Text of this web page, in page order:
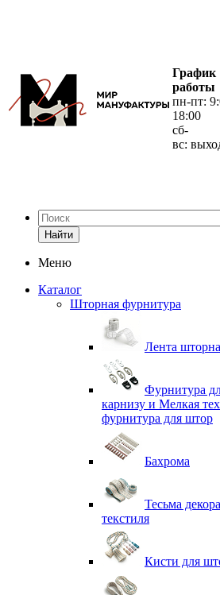
График
работы
пн-пт:
18:00
сб-
вс:
Найти
Меню
Каталог
Шторная фурнитура
Лента
Фурнитура
карнизу и Мелкая
фурнитура для штор
Бахрома
Тесьма
текстиля
Кисти для